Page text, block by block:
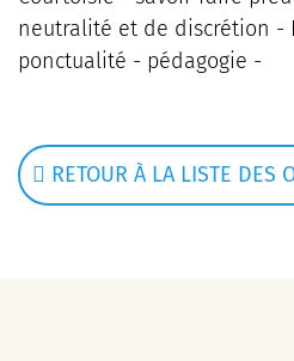
neutralité et de discrétion -
ponctualité - pédagogie -
RETOUR À LA LISTE DES